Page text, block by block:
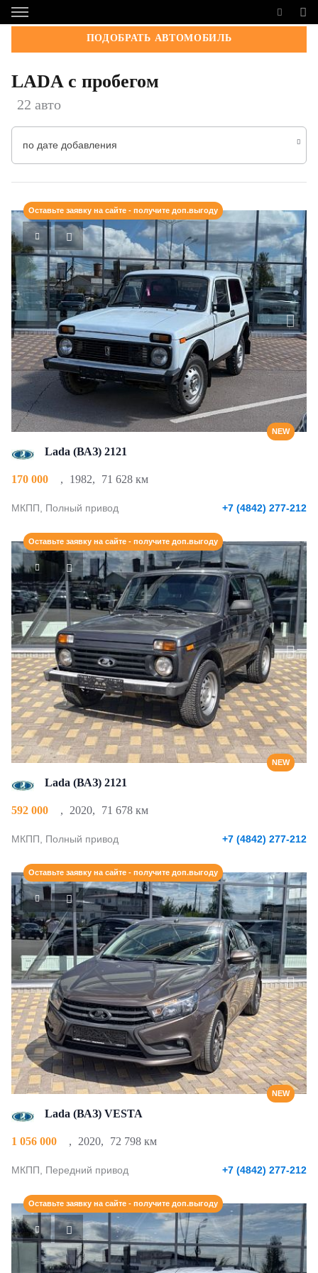
ПОДОБРАТЬ АВТОМОБИЛЬ
LADA с пробегом
22 авто
по дате добавления
NEW
Оставьте заявку на сайте - получите доп.выгоду
Lada (ВАЗ) 2121
170 000 , 1982, 71 628 км
МКПП, Полный привод +7 (4842) 277-212
NEW
Оставьте заявку на сайте - получите доп.выгоду
Lada (ВАЗ) 2121
592 000 , 2020, 71 678 км
МКПП, Полный привод +7 (4842) 277-212
NEW
Оставьте заявку на сайте - получите доп.выгоду
Lada (ВАЗ) VESTA
1 056 000 , 2020, 72 798 км
МКПП, Передний привод +7 (4842) 277-212
Оставьте заявку на сайте - получите доп.выгоду